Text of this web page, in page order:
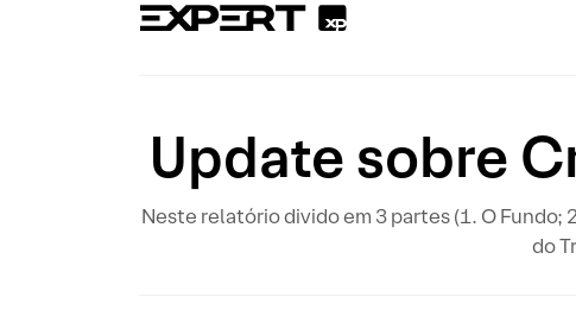
Update sobre
Neste relatório divido em 3 partes (1. O
do